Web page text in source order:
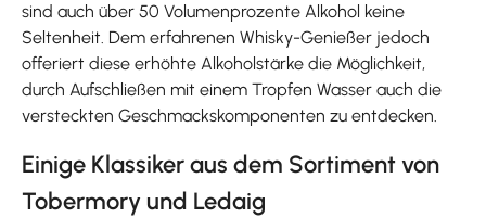
sind auch über 50 Volumenprozente Alkohol keine
Seltenheit. Dem erfahrenen Whisky-Genießer jedoch
offeriert diese erhöhte Alkoholstärke die Möglichkeit,
durch Aufschließen mit einem Tropfen Wasser auch die
versteckten Geschmackskomponenten zu entdecken.
Einige Klassiker aus dem Sortiment von
Tobermory und Ledaig